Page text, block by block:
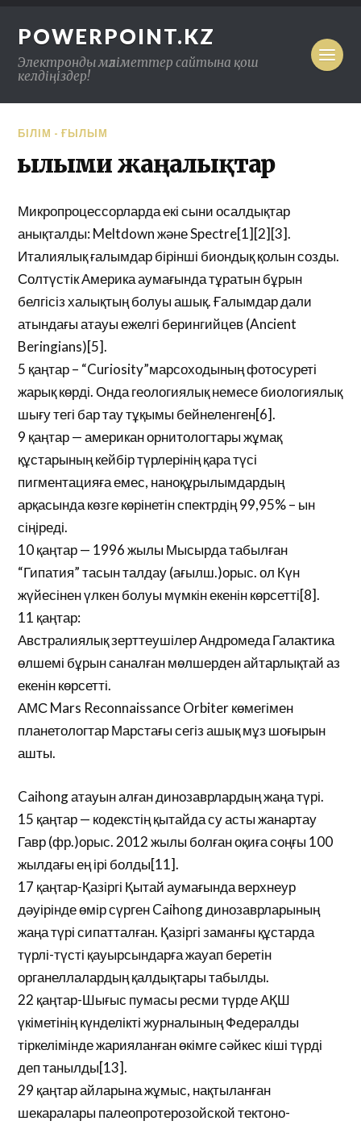
POWERPOINT.KZ
Электронды мәліметтер сайтына қош
келдіңіздер!
БІЛІМ - ҒЫЛЫМ
Ғылыми жаңалықтар
Микропроцессорларда екі сыни осалдықтар
анықталды: Meltdown және Spectre[1][2][3].
Италиялық ғалымдар бірінші биондық қолын созды.
Солтүстік Америка аумағында тұратын бұрын
белгісіз халықтың болуы ашық. Ғалымдар дали
атындағы атауы ежелгі берингийцев (Ancient
Beringians)[5].
5 қаңтар – “Curiosity”марсоходының фотосуреті
жарық көрді. Онда геологиялық немесе биологиялық
шығу тегі бар тау тұқымы бейнеленген[6].
9 қаңтар — американ орнитологтары жұмақ
құстарының кейбір түрлерінің қара түсі
пигментацияға емес, наноқұрылымдардың
арқасында көзге көрінетін спектрдің 99,95% – ын
сіңіреді.
10 қаңтар — 1996 жылы Мысырда табылған
“Гипатия” тасын талдау (ағылш.)орыс. ол Күн
жүйесінен үлкен болуы мүмкін екенін көрсетті[8].
11 қаңтар:
Австралиялық зерттеушілер Андромеда Галактика
өлшемі бұрын саналған мөлшерден айтарлықтай аз
екенін көрсетті.
АМС Mars Reconnaissance Orbiter көмегімен
планетологтар Марстағы сегіз ашық мұз шоғырын
ашты.
Caihong атауын алған динозаврлардың жаңа түрі.
15 қаңтар — кодекстің қытайда су асты жанартау
Гавр (фр.)орыс. 2012 жылы болған оқиға соңғы 100
жылдағы ең ірі болды[11].
17 қаңтар-Қазіргі Қытай аумағында верхнеур
дәуірінде өмір сүрген Caihong динозаврларының
жаңа түрі сипатталған. Қазіргі заманғы құстарда
түрлі-түсті қауырсындарға жауап беретін
органеллалардың қалдықтары табылды.
22 қаңтар-Шығыс пумасы ресми түрде АҚШ
үкіметінің күнделікті журналының Федералды
тіркелімінде жарияланған өкімге сәйкес кіші түрді
деп танылды[13].
29 қаңтар айларына жұмыс, нақтыланған
шекаралары палеопротерозойской тектоно-